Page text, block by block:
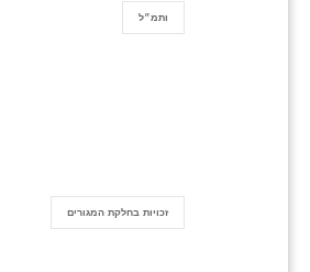
ותמ״ל
זכויות בחלקת המגורים